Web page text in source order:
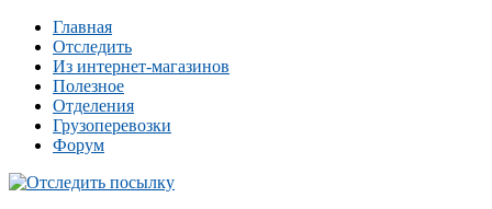
Главная
Отследить
Из интернет-магазинов
Полезное
Отделения
Грузоперевозки
Форум